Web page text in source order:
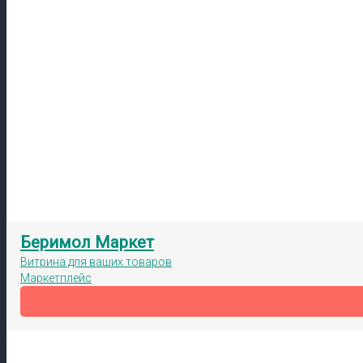
Беримол Маркет
Витрина для ваших товаров
Маркетплейс